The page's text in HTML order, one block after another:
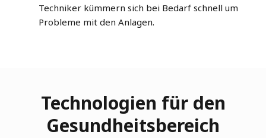
Techniker kümmern sich bei Bedarf schnell um
Probleme mit den Anlagen.
Technologien für den
Gesundheitsbereich